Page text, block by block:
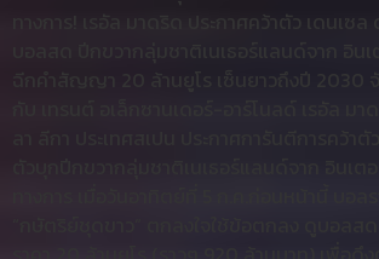
ทางการ! เรอัล มาดริด ประกาศคว้าตัว เดนเซ